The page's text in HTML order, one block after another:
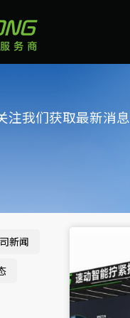
注我们获取最新消息
新闻